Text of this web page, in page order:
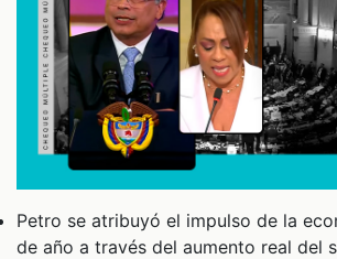
Petro se atribuyó el impulso de la
de año a través del aumento real del